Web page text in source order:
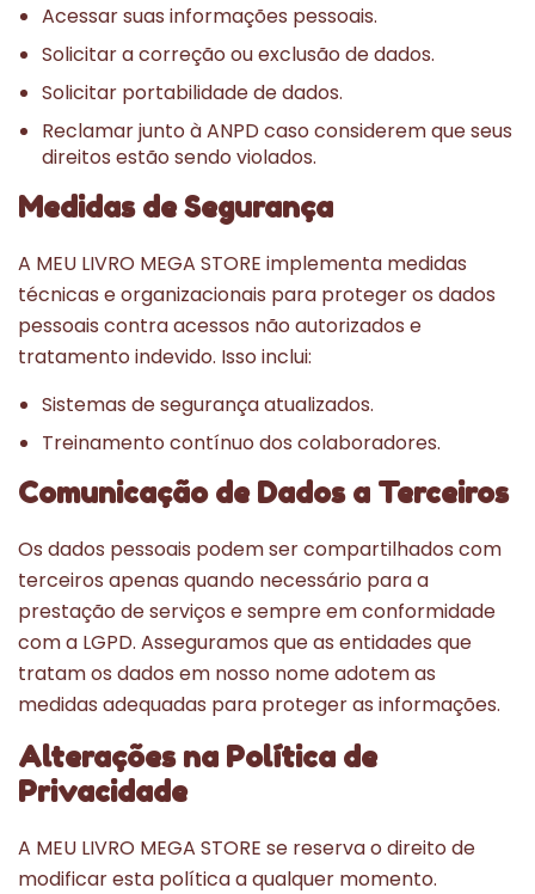
Acessar suas informações pessoais.
Solicitar a correção ou exclusão de dados.
Solicitar portabilidade de dados.
Reclamar junto à ANPD caso considerem que seus
direitos estão sendo violados.
Medidas de Segurança
A MEU LIVRO MEGA STORE implementa medidas
técnicas e organizacionais para proteger os dados
pessoais contra acessos não autorizados e
tratamento indevido. Isso inclui:
Sistemas de segurança atualizados.
Treinamento contínuo dos colaboradores.
Comunicação de Dados a Terceiros
Os dados pessoais podem ser compartilhados com
terceiros apenas quando necessário para a
prestação de serviços e sempre em conformidade
com a LGPD. Asseguramos que as entidades que
tratam os dados em nosso nome adotem as
medidas adequadas para proteger as informações.
Alterações na Política de
Privacidade
A MEU LIVRO MEGA STORE se reserva o direito de
modificar esta política a qualquer momento.